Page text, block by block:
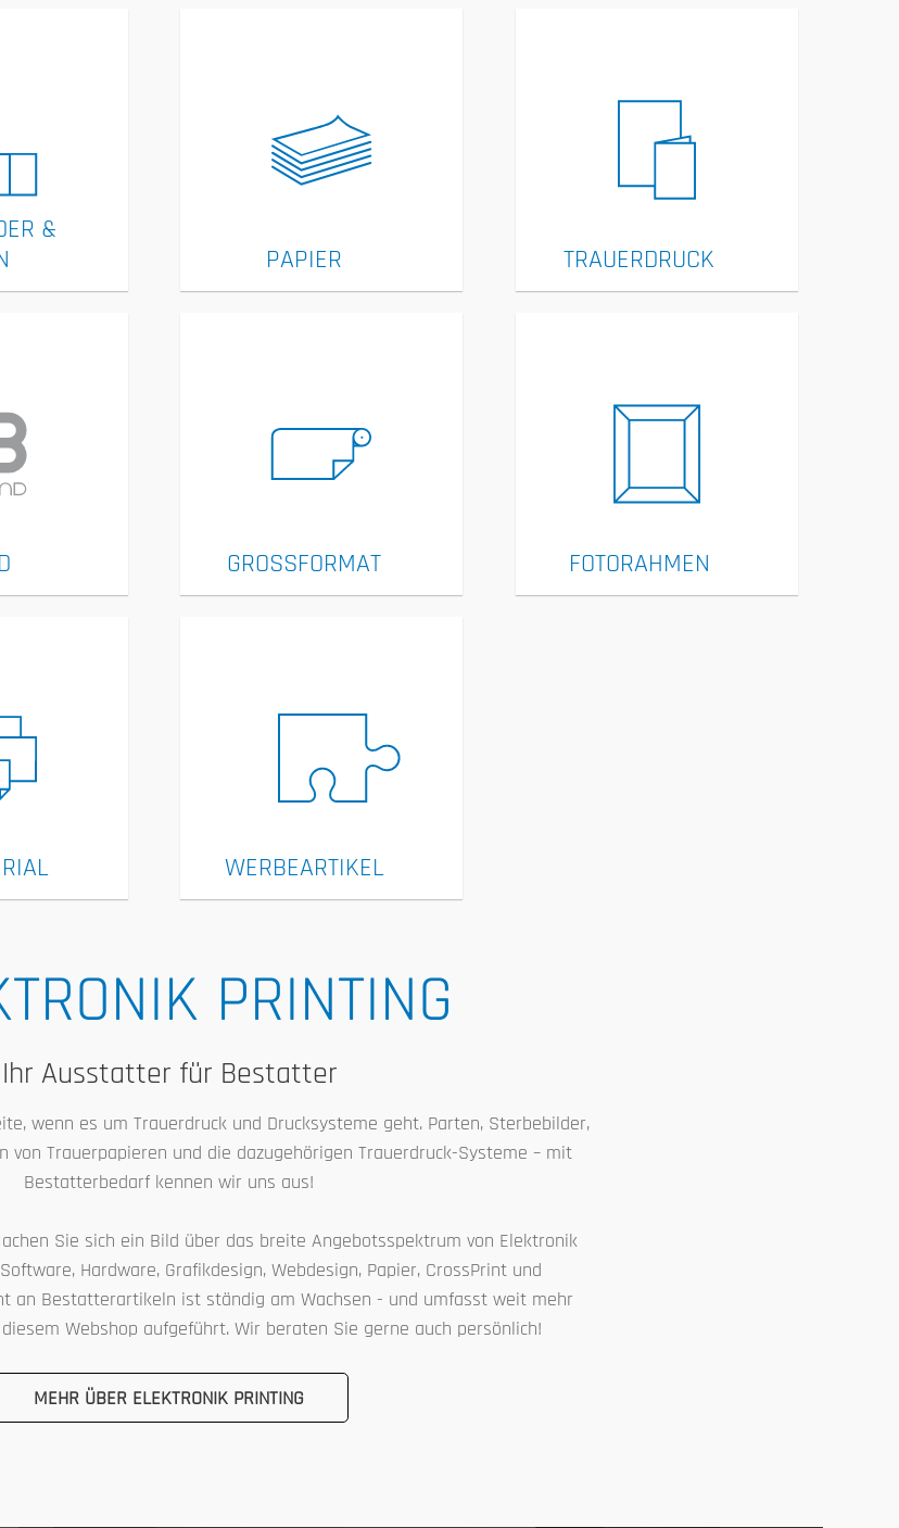
&
PAPIER TRAUERDRUCK
GROSSFORMAT FOTORAHMEN
WERBEARTIKEL
PRINTING
Ihr Ausstatter für Bestatter
wenn es um Trauerdruck und Drucksysteme geht. Parten, Sterbebilder,
von Trauerpapieren und die dazugehörigen Trauerdruck-Systeme – mit
Bestatterbedarf kennen wir uns aus!
Sie sich ein Bild über das breite Angebotsspektrum von Elektronik
Hardware, Grafikdesign, Webdesign, Papier, CrossPrint und
an Bestatterartikeln ist ständig am Wachsen - und umfasst weit mehr
Webshop aufgeführt. Wir beraten Sie gerne auch persönlich!
MEHR ÜBER ELEKTRONIK PRINTING